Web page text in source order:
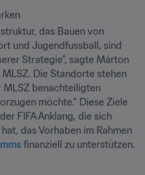
das Bauen von
und Jugendfussball, sind
Strategie", sagte Márton
Die Standorte stehen
benachteiligten
möchte." Diese Ziele
FIFA Anklang, die sich
das Vorhaben im Rahmen
finanziell zu unterstützen.